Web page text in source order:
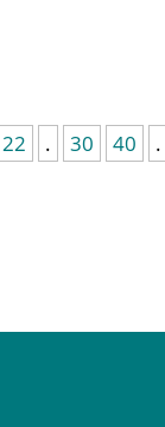
22 . 30 40
.